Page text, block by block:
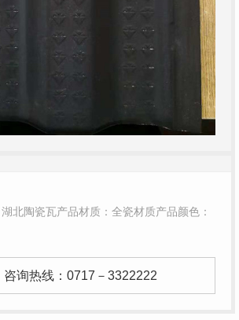
北陶瓷瓦产品材质：全瓷材质产品颜色：
咨询热线： 0717－3322222